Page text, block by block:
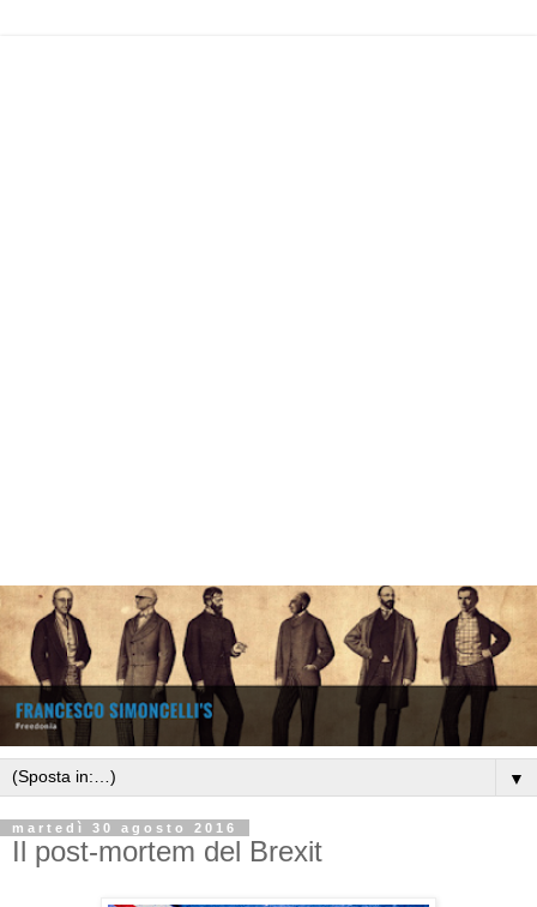
▼
martedì 30 agosto 2016
Il post-mortem del Brexit